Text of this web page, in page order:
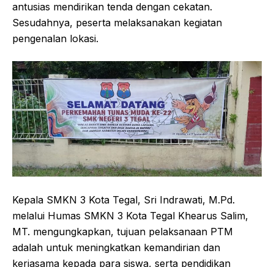
antusias mendirikan tenda dengan cekatan.
Sesudahnya, peserta melaksanakan kegiatan
pengenalan lokasi.
Kepala SMKN 3 Kota Tegal, Sri Indrawati, M.Pd.
melalui Humas SMKN 3 Kota Tegal Khearus Salim,
MT. mengungkapkan, tujuan pelaksanaan PTM
adalah untuk meningkatkan kemandirian dan
kerjasama kepada para siswa, serta pendidikan